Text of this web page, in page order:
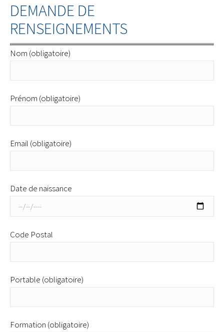
DEMANDE DE
RENSEIGNEMENTS
Nom (obligatoire)
Prénom (obligatoire)
Email (obligatoire)
Date de naissance
Code Postal
Portable (obligatoire)
Formation (obligatoire)